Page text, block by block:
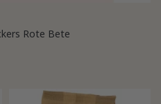
Rote Bete